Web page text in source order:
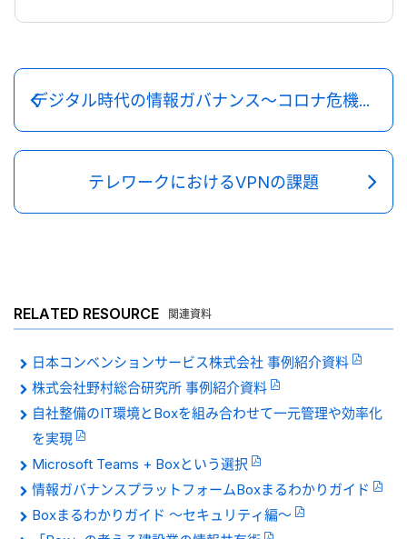
デジタル時代の情報ガバナンス～コロナ危機による社会変容への適応を～
テレワークにおけるVPNの課題
RELATED RESOURCE 関連資料
日本コンベンションサービス株式会社 事例紹介資料
株式会社野村総合研究所 事例紹介資料
自社整備のIT環境とBoxを組み合わせて一元管理や効率化
を実現
Microsoft Teams + Boxという選択
情報ガバナンスプラットフォームBoxまるわかりガイド
Boxまるわかりガイド 〜セキュリティ編〜